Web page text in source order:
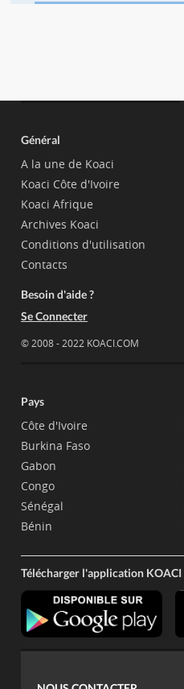
Général
A la une de Koaci
Koaci Côte d'Ivoire
Koaci Afrique
Archives Koaci
Conditions d'utilisation
Contacts
Besoin d'aide ?
Se Connecter
© 2008 - 2022 KOACI.COM
Pays
Côte d'Ivoire
Burkina Faso
Gabon
Congo
Sénégal
Bénin
Télécharger l'application KOACI